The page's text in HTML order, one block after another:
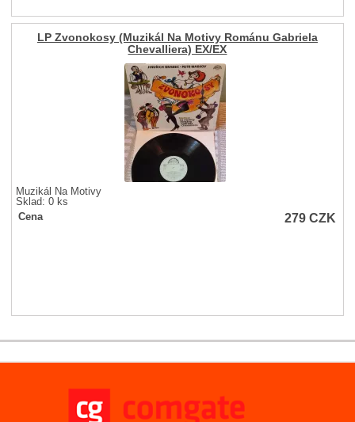
LP Zvonokosy (Muzikál Na Motivy Románu Gabriela
Chevalliera) EX/EX
Muzikál Na Motivy
Sklad: 0 ks
Cena
279CZK